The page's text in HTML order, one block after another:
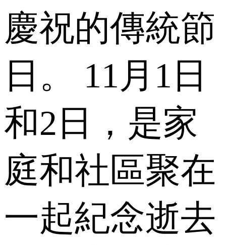
慶祝的傳統節
日。 11月1日
和2日，是家
庭和社區聚在
一起紀念逝去